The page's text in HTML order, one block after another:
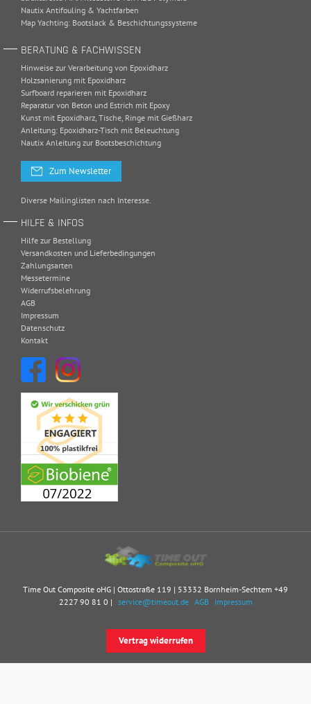
Nautix Antifouling & Yachtfarben
Map Yachting: Bootslack & Beschichtungssysteme
BERATUNG & FACHWISSEN
Hinweise zur Verarbeitung von Epoxidharz
Holzsanierung mit Epoxidharz
Surfboard reparieren mit Epoxidharz
Reparatur von Beton und Estrich mit Epoxy
Kunst mit Epoxidharz, Tische, Ringe mit Gießharz
Anleitung: Epoxidharz-Tisch mit Beleuchtung
Nautix Anleitung zur Bootsbeschichtung
Zum Newsletter
Diverse Mailinglisten nach Interesse.
HILFE & INFOS
Hilfe zur Bestellung
Versandkosten und Lieferbedingungen
Zahlungsarten
Messetermine
Widerrufsbelehrung
AGB
Impressum
Datenschutz
Kontakt
Time Out Composite oHG | Ottostraße 119 | 53332 Bornheim-Sechtem +49
2227 90 81 0 | service@timeout.de AGB Impressum
Vertrag widerrufen